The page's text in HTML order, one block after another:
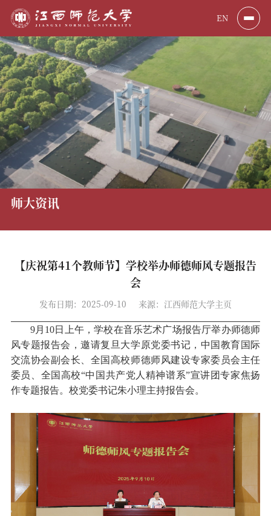
EN
师大资讯
【庆祝第41个教师节】学校举办师德师风专题报告
会
发布日期：2025-09-10 来源：江西师范大学主页
9月 10日上午，学校在音乐艺术广场报告厅举办师德师
风专题报告会，邀请复旦大学原党委书记，中国教育国际
交流协会副会长、全国高校师德师风建设专家委员会主任
委员、全国高校“中国共产党人精神谱系”宣讲团专家焦扬
作专题报告。校党委书记朱小理主持报告会。